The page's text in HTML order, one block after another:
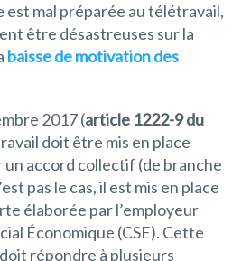
est mal préparée au télétravail,
être désastreuses sur la
baisse de motivation des
2017 (article 1222-9 du
doit être mis en place
accord collectif (de branche
pas le cas, il est mis en place
élaborée par l’employeur
Économique (CSE). Cette
répondre à plusieurs